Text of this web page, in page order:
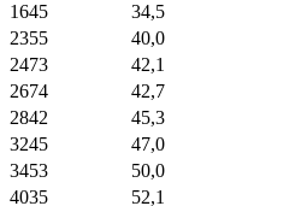
1645
34,5
2355
40,0
2473
42,1
2674
42,7
2842
45,3
3245
47,0
3453
50,0
4035
52,1